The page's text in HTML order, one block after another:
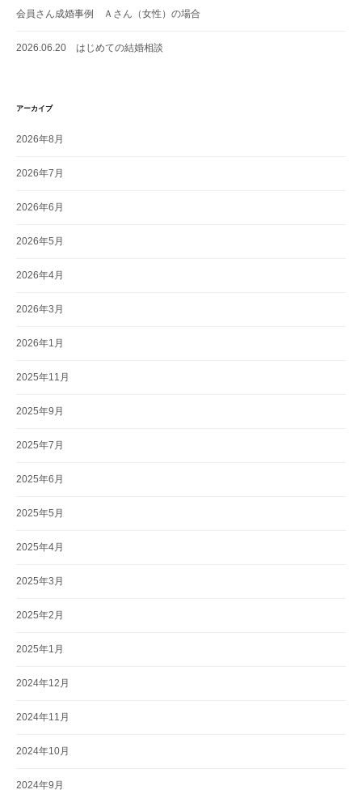
会員さん成婚事例 Ａさん（女性）の場合
2026.06.20 はじめての結婚相談
アーカイブ
2026年8月
2026年7月
2026年6月
2026年5月
2026年4月
2026年3月
2026年1月
2025年11月
2025年9月
2025年7月
2025年6月
2025年5月
2025年4月
2025年3月
2025年2月
2025年1月
2024年12月
2024年11月
2024年10月
2024年9月